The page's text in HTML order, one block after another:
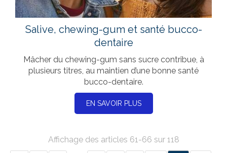
Salive, chewing-gum et santé bucco-
dentaire
Mâcher du chewing-gum sans sucre contribue, à
plusieurs titres, au maintien d’une bonne santé
bucco-dentaire.
EN SAVOIR PLUS
Affichage des articles 61-66 sur 118